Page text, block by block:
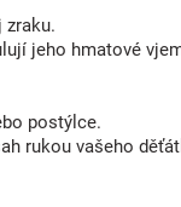
zraku.
jeho hmatové
postýlce.
rukou vašeho